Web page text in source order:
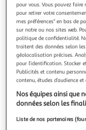
Prix choc
3.9 (15)
AUCHAN
Escargots
Ces escargots sont
ail, et persil.Une entrée de fêtes, prête
!Astuce gourmande :
campagne dans le
En savoir +
355g 48 pièces
pour vous. Vous pouvez
pour retirer votre
mes préférences" en bas de
sur notre ou nos sites web.
politique de confidentialité.
traitent des données selon
géolocalisation précises.
pour l’identification. Stocker
Publicités et contenu
contenu, études d’audience
Nos équipes ainsi que
données selon les
Liste de nos partenaires